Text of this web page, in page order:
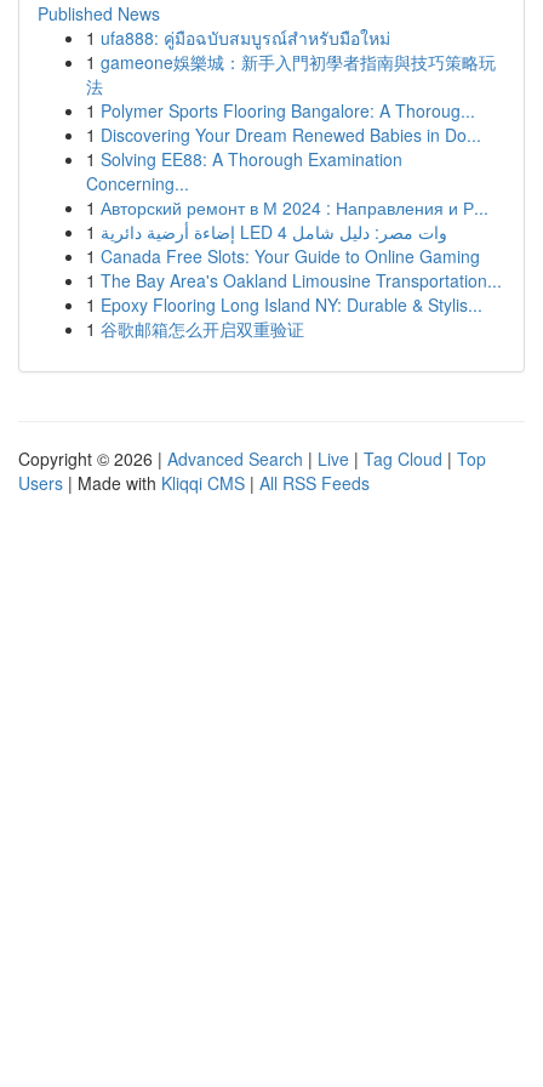
Published News
1 ufa888: คู่มือฉบับสมบูรณ์สำหรับมือใหม่
1 gameone娛樂城：新手入門初學者指南與技巧策略玩
法
1 Polymer Sports Flooring Bangalore: A Thoroug...
1 Discovering Your Dream Renewed Babies in Do...
1 Solving EE88: A Thorough Examination
Concerning...
1 Авторский ремонт в М 2024 : Направления и Р...
1
إضاءة أرضية دائرية LED 4 وات مصر: دليل شامل
1 Canada Free Slots: Your Guide to Online Gaming
1 The Bay Area's Oakland Limousine Transportation...
1 Epoxy Flooring Long Island NY: Durable & Stylis...
1 谷歌邮箱怎么开启双重验证
Copyright © 2026 | Advanced Search | Live | Tag Cloud | Top
Users | Made with Kliqqi CMS | All RSS Feeds